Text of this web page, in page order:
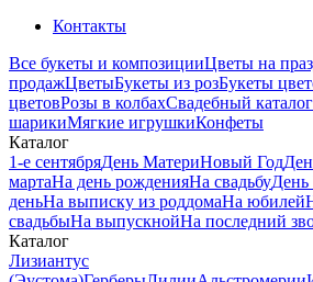
Контакты
Все букеты и композицииЦветы на
продажЦветыБукеты из розБукеты
цветовРозы в колбахСвадебный каталог
шарикиМягкие игрушкиКонфеты
Каталог
1-е сентябряДень МатериНовый Год
мартаНа день рожденияНа свадьбуДень
деньНа выписку из роддомаНа юбилей
свадьбыНа выпускнойНа последний
Каталог
Лизиантус